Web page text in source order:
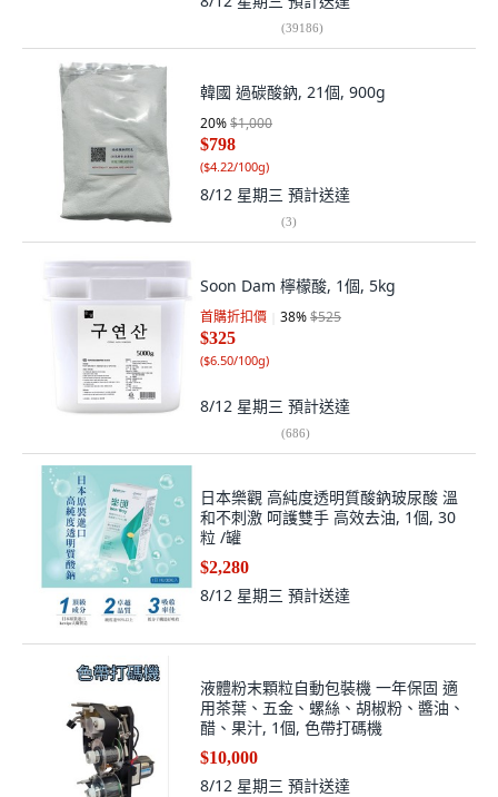
(39186)
韓國 過碳酸鈉, 21個, 900g
20%$1,000
$798
($4.22/100g)
8/12 星期三 預計送達
(3)
Soon Dam 檸檬酸, 1個, 5kg
首購折扣價 38%$525
$325
($6.50/100g)
8/12 星期三 預計送達
(686)
日本樂觀 高純度透明質酸鈉玻尿酸 溫
和不刺激 呵護雙手 高效去油, 1個, 30
粒 /罐
$2,280
8/12 星期三 預計送達
液體粉末顆粒自動包裝機 一年保固 適
用茶葉、五金、螺絲、胡椒粉、醬油、
醋、果汁, 1個, 色帶打碼機
$10,000
8/12 星期三 預計送達